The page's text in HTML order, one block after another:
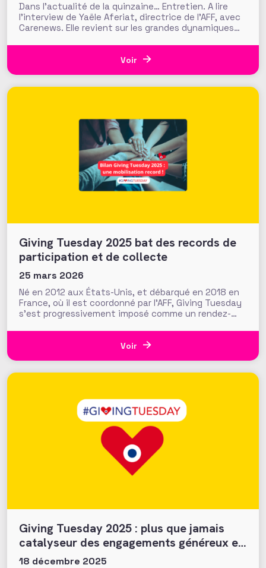
Dans l’actualité de la quinzaine… Entretien. A lire
l’interview de Yaële Aferiat, directrice de l’AFF, avec
Carenews. Elle revient sur les grandes dynamiques
financements publics, innovation et IA, santé
mentale des fundraisers… Transnational. Le réseau
Voir
Giving Tuesday 2025 bat des records de
participation et de collecte
25 mars 2026
Né en 2012 aux États-Unis, et débarqué en 2018 en
France, où il est coordonné par l’AFF, Giving Tuesday
s’est progressivement imposé comme un rendez-
organisée le 2 décembre, en apporte une nouvelle
démonstration. À travers une participation en forte
Voir
Giving Tuesday 2025 : plus que jamais
catalyseur des engagements généreux et
collectifs ?
18 décembre 2025